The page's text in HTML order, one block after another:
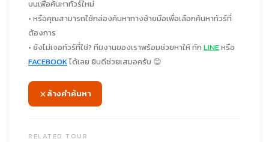
บนเพื่อค้นหาทัวร์ใหม่
• หรือคุณสามารถใช้กล่องค้นหาทางซ้ายมือเพื่อเลือกค้นหาทัวร์ที่
ต้องการ
• ยังไม่เจอทัวร์ที่ใช่? ทีมงานของเราพร้อมช่วยหาให้ ทัก LINEหรือ
FACEBOOKได้เลย ยินดีช่วยเสมอครับ 😊
ล้างคำค้นหา
RELATED TOUR